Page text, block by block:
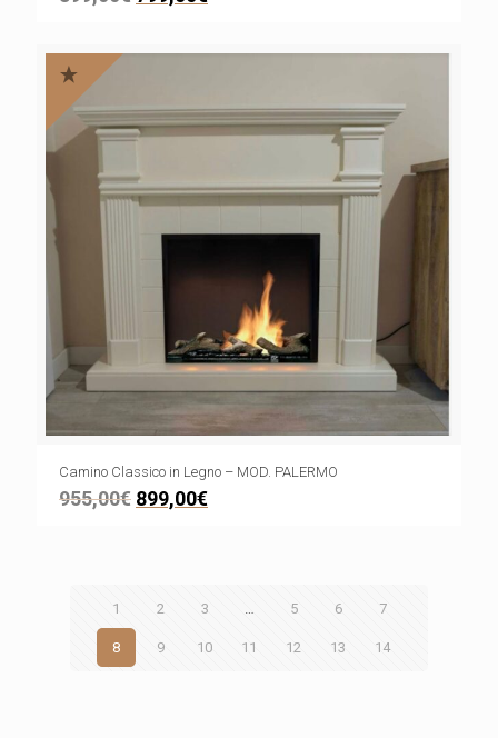
Camino Classico in Legno – MOD. PALERMO
955,00€ 899,00€
1 2 3 5 6 7
8 9 10 11 12 13 14